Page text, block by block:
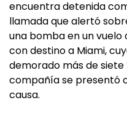
encuentra detenida
llamada que alertó
una bomba en un
con destino a Miami,
demorado más de
compañía se presentó
causa.